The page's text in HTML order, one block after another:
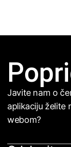
Javite nam o
aplikaciju želite
webom?